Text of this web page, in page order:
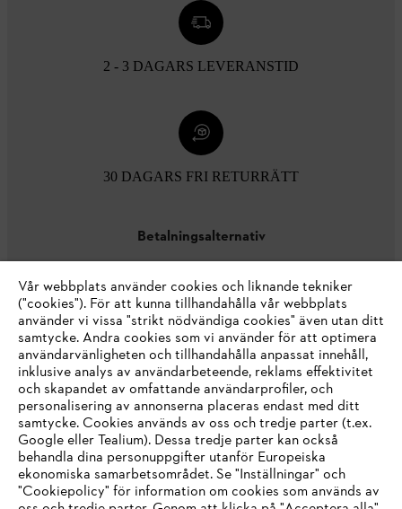
2 - 3 DAGARS LEVERANSTID
30 DAGARS FRI RETURRÄTT
Betalningsalternativ
Företaget
STIHL FAQ
Vår webbplats använder cookies och liknande tekniker
("cookies"). För att kunna tillhandahålla vår webbplats
använder vi vissa "strikt nödvändiga cookies" även utan ditt
samtycke. Andra cookies som vi använder för att optimera
användarvänligheten och tillhandahålla anpassat innehåll,
inklusive analys av användarbeteende, reklams effektivitet
och skapandet av omfattande användarprofiler, och
personalisering av annonserna placeras endast med ditt
samtycke. Cookies används av oss och tredje parter (t.ex.
Google eller Tealium). Dessa tredje parter kan också
behandla dina personuppgifter utanför Europeiska
ekonomiska samarbetsområdet. Se "Inställningar" och
"Cookiepolicy" för information om cookies som används av